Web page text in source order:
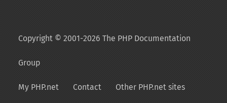
Copyright © 2001-2026 The PHP Documentation
Group
My PHP.net Contact Other PHP.net sites